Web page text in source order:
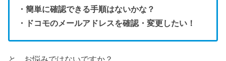
・簡単に確認できる手順はないかな？
・ドコモのメールアドレスを確認・変更したい！